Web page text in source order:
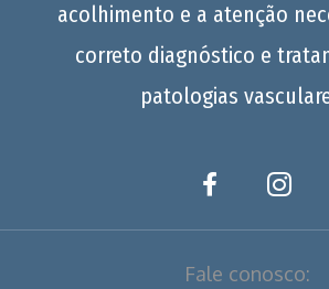
acolhimento e a atenção
correto diagnóstico e
patologias
Fale conosco: